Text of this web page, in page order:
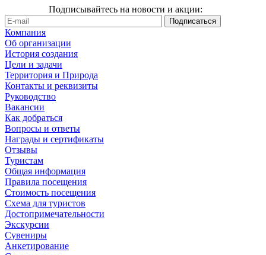
Подписывайтесь на новости и акции:
Компания
Об организации
История создания
Цели и задачи
Территория и Природа
Контакты и реквизиты
Руководство
Вакансии
Как добраться
Вопросы и ответы
Награды и сертификаты
Отзывы
Туристам
Общая информация
Правила посещения
Стоимость посещения
Схема для туристов
Достопримечательности
Экскурсии
Сувениры
Анкетирование